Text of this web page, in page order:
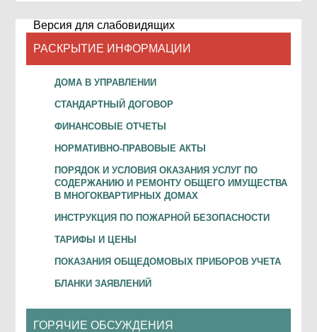
Версия для слабовидящих
РАСКРЫТИЕ ИНФОРМАЦИИ
ДОМА В УПРАВЛЕНИИ
СТАНДАРТНЫЙ ДОГОВОР
ФИНАНСОВЫЕ ОТЧЕТЫ
НОРМАТИВНО-ПРАВОВЫЕ АКТЫ
ПОРЯДОК И УСЛОВИЯ ОКАЗАНИЯ УСЛУГ ПО
СОДЕРЖАНИЮ И РЕМОНТУ ОБЩЕГО ИМУЩЕСТВА
В МНОГОКВАРТИРНЫХ ДОМАХ
ИНСТРУКЦИЯ ПО ПОЖАРНОЙ БЕЗОПАСНОСТИ
ТАРИФЫ И ЦЕНЫ
ПОКАЗАНИЯ ОБЩЕДОМОВЫХ ПРИБОРОВ УЧЕТА
БЛАНКИ ЗАЯВЛЕНИЙ
ГОРЯЧИЕ ОБСУЖДЕНИЯ